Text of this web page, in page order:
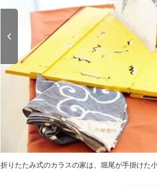
折りたたみ式のカラスの家は、堀尾が手掛けた